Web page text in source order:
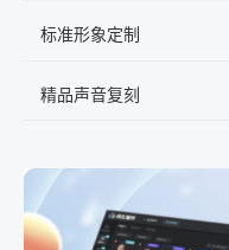
标准形象定制
精品声音复刻